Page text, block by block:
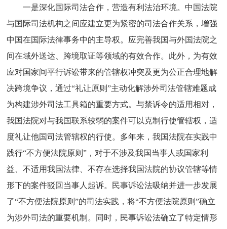
一是深化国际司法合作，营造有利法治环境。中国法院
与国际司法机构之间应建立更为紧密的司法合作关系，增强
中国在国际法律事务中的主导权。应完善我国与外国法院之
间在域外送达、跨境取证等领域的有效合作。此外，为有效
应对国家间平行诉讼带来的管辖权冲突及更为公正合理地解
决跨境争议，通过“礼让原则”主动化解涉外司法管辖难题成
为构建涉外司法工具箱的重要方式。与禁诉令的适用相对，
我国法院对与我国联系较弱的案件可以克制行使管辖权，适
度礼让他国司法管辖权的行使。多年来，我国法院在实践中
践行“不方便法院原则”，对于不涉及我国当事人或国家利
益、不适用我国法律、不存在选择我国法院的协议管辖等情
形下的案件驳回当事人起诉。民事诉讼法吸纳并进一步发展
了“不方便法院原则”的司法实践，将“不方便法院原则”确立
为涉外司法的重要机制。同时，民事诉讼法确立了特定情形